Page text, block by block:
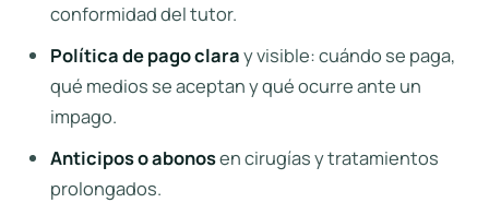
conformidad del tutor.
Política de pago claray visible: cuándo se paga,
qué medios se aceptan y qué ocurre ante un
impago.
Anticipos o abonosen cirugías y tratamientos
prolongados.